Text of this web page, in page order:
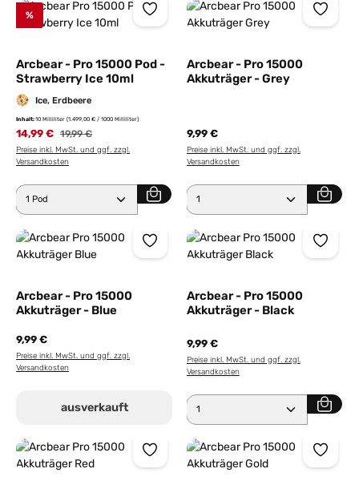
%
Arcbear - Pro 15000 Pod -
Strawberry Ice 10ml
Ice, Erdbeere
Inhalt:10 Milliliter (1.499,00 € / 1000 Milliliter)
14,99 € Regulärer Preis:
19,99 €
Preise inkl. MwSt. und ggf. zzgl.
Versandkosten
Produkt Anzahl: Gib den gewünschten Wert ein
Arcbear - Pro 15000
Akkuträger - Grey
9,99 €
Preise inkl. MwSt. und ggf. zzgl.
Versandkosten
Produkt Anzahl: Gib den
Arcbear - Pro 15000
Akkuträger - Blue
9,99 €
Preise inkl. MwSt. und ggf. zzgl.
Versandkosten
ausverkauft
Arcbear - Pro 15000
Akkuträger - Black
9,99 €
Preise inkl. MwSt. und ggf. zzgl.
Versandkosten
Produkt Anzahl: Gib den